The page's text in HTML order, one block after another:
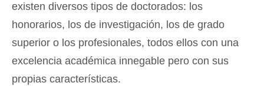
existen diversos tipos de doctorados: los
honorarios, los de investigación, los de grado
superior o los profesionales, todos ellos con una
excelencia académica innegable pero con sus
propias características.